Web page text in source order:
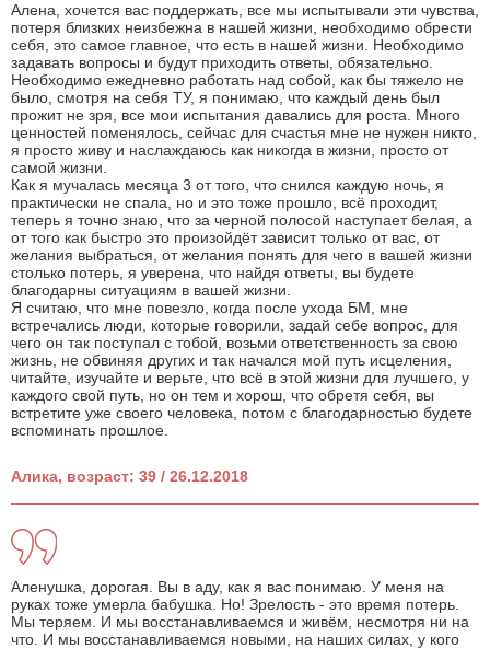
Алена, хочется вас поддержать, все мы испытывали эти чувства,
потеря близких неизбежна в нашей жизни, необходимо обрести
себя, это самое главное, что есть в нашей жизни. Необходимо
задавать вопросы и будут приходить ответы, обязательно.
Необходимо ежедневно работать над собой, как бы тяжело не
было, смотря на себя ТУ, я понимаю, что каждый день был
прожит не зря, все мои испытания давались для роста. Много
ценностей поменялось, сейчас для счастья мне не нужен никто,
я просто живу и наслаждаюсь как никогда в жизни, просто от
самой жизни.
Как я мучалась месяца 3 от того, что снился каждую ночь, я
практически не спала, но и это тоже прошло, всё проходит,
теперь я точно знаю, что за черной полосой наступает белая, а
от того как быстро это произойдёт зависит только от вас, от
желания выбраться, от желания понять для чего в вашей жизни
столько потерь, я уверена, что найдя ответы, вы будете
благодарны ситуациям в вашей жизни.
Я считаю, что мне повезло, когда после ухода БМ, мне
встречались люди, которые говорили, задай себе вопрос, для
чего он так поступал с тобой, возьми ответственность за свою
жизнь, не обвиняя других и так начался мой путь исцеления,
читайте, изучайте и верьте, что всё в этой жизни для лучшего, у
каждого свой путь, но он тем и хорош, что обретя себя, вы
встретите уже своего человека, потом с благодарностью будете
вспоминать прошлое.
Алика, возраст: 39 / 26.12.2018
Аленушка, дорогая. Вы в аду, как я вас понимаю. У меня на
руках тоже умерла бабушка. Но! Зрелость - это время потерь.
Мы теряем. И мы восстанавливаемся и живём, несмотря ни на
что. И мы восстанавливаемся новыми, на наших силах, у кого